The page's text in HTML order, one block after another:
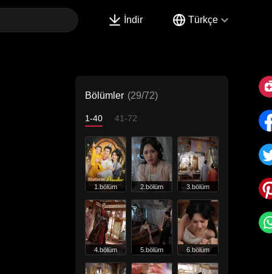
İndir Türkçe
Bölümler (29/72)
1-40 41-72
1.bölüm 2.bölüm 3.bölüm
4.bölüm 5.bölüm 6.bölüm